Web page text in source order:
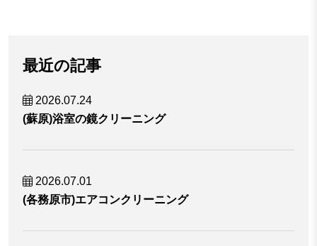
最近の記事
2026.07.24
(蘇原)浴室の鏡クリーニング
2026.07.01
(各務原市)エアコンクリーニング